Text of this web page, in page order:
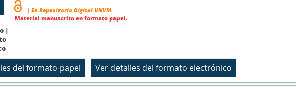
|
| En Repositorio Digital UNVM.
Material manuscrito en formato papel.